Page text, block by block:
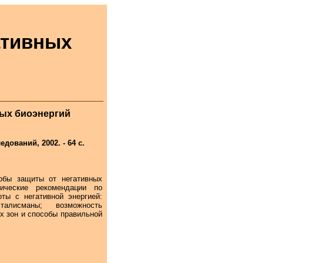
биоэнергий
2002. - 64 с.
защиты от негативных
рекомендации по
с негативной энергией:
возможность
зон и способы правильной